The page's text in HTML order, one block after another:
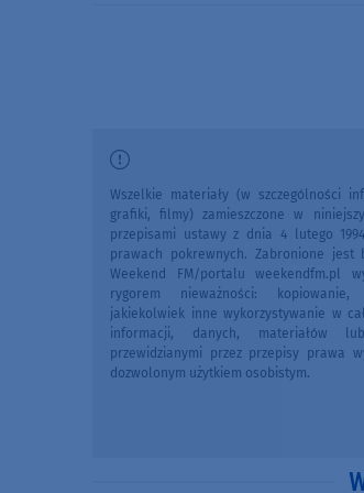
Wszelkie materiały (w szczególności
grafiki, filmy) zamieszczone w
przepisami ustawy z dnia 4 lutego
prawach pokrewnych. Zabronione jest
Weekend FM/portalu weekendfm.pl
rygorem nieważności: kopiowanie,
jakiekolwiek inne wykorzystywanie w
informacji, danych, materiałów
przewidzianymi przez przepisy prawa
dozwolonym użytkiem osobistym.